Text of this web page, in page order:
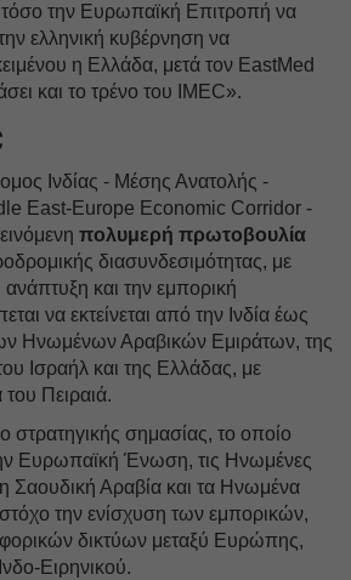
τόσο την Ευρωπαϊκή Επιτροπή να
ελληνική κυβέρνηση να
η Ελλάδα, μετά τον EastMed
και το τρένο του IMEC».
Ινδίας - Μέσης Ανατολής -
East-Europe Economic Corridor -
πολυμερή πρωτοβουλία
διασυνδεσιμότητας, με
ανάπτυξη και την εμπορική
να εκτείνεται από την Ινδία έως
Ηνωμένων Αραβικών Εμιράτων, της
Ισραήλ και της Ελλάδας, με
του Πειραιά.
στρατηγικής σημασίας, το οποίο
Ευρωπαϊκή Ένωση, τις Ηνωμένες
τη Σαουδική Αραβία και τα Ηνωμένα
την ενίσχυση των εμπορικών,
δικτύων μεταξύ Ευρώπης,
Ειρηνικού.